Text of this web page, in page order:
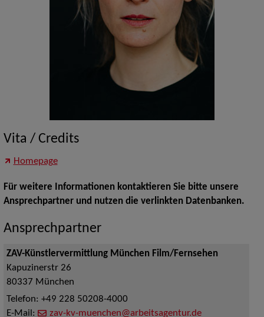
Vita / Credits
Homepage
Für weitere Informationen kontaktieren Sie bitte unsere
Ansprechpartner und nutzen die verlinkten Datenbanken.
Ansprechpartner
ZAV-Künstlervermittlung München Film/Fernsehen
Kapuzinerstr 26
80337 München
Telefon: +49 228 50208-4000
E-Mail:
zav-kv-muenchen@arbeitsagentur.de